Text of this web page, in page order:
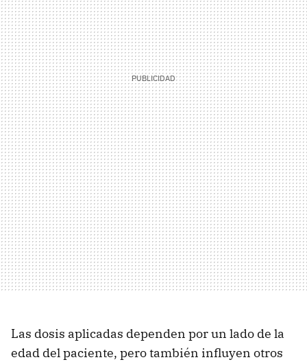
Las dosis aplicadas dependen por un lado de la
edad del paciente, pero también influyen otros